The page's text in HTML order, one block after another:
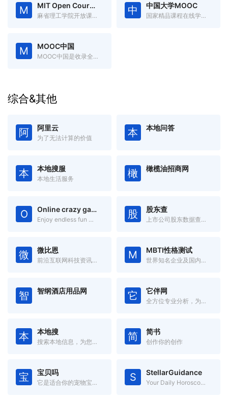
M MIT Open Courseware
麻省理工学院开放课程资源 中 中国大学MOOC
国家精品课程在线学习平台
M MOOC中国
MOOC中国是收录全球优秀开放式在线课程的中文慕课网
综合&其他
阿 阿里云
为了无法计算的价值 本 本地问答
本 本地搜服
本地生活服务 橄 橄榄油招商网
O Online crazy games
Enjoy endless fun with games from various genres! 股 股东查
上市公司股东数据查询系统
微 微比恩
前沿互联网科技资讯信息 M MBTI性格测试
世界知名企业及国内大型企业在用的测评
智 智纲酒店用品网 它 它伴网
全方位专业分析，为您挑出最适合的“玩具”
本 本地搜
搜索本地信息，为您提供身边的信息！ 简 简书
创作你的创作
宝 宝贝吗
它是适合你的宠物宝贝吗 S StellarGuidance
Your Daily Horoscope